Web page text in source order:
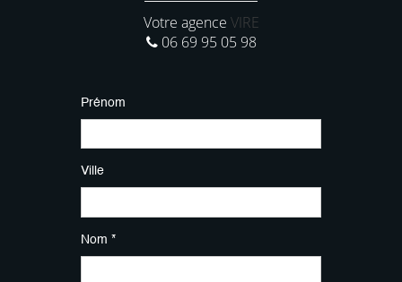
Votre agence VIRE
06 69 95 05 98
Prénom
Ville
Nom *